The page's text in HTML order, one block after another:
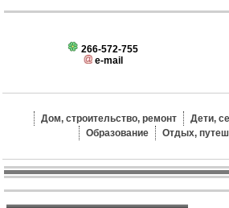
266-572-755
e-mail
Дом, строительство, ремонт Дети,
Образование
Отдых,